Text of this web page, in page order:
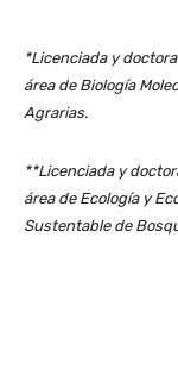
*Licenciada y
área de Biología
Agrarias.
**Licenciada y
área de Ecología y
Sustentable de